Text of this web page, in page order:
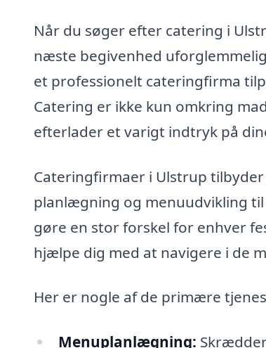
Når du søger efter catering i
næste begivenhed
et professionelt cateringfirma
Catering er ikke kun omkring
efterlader et varigt indtryk på
Cateringfirmaer i Ulstrup
planlægning og menuudvikling
gøre en stor forskel for enhver
hjælpe dig med at navigere i de
Her er nogle af de primære
Menuplanlægning: